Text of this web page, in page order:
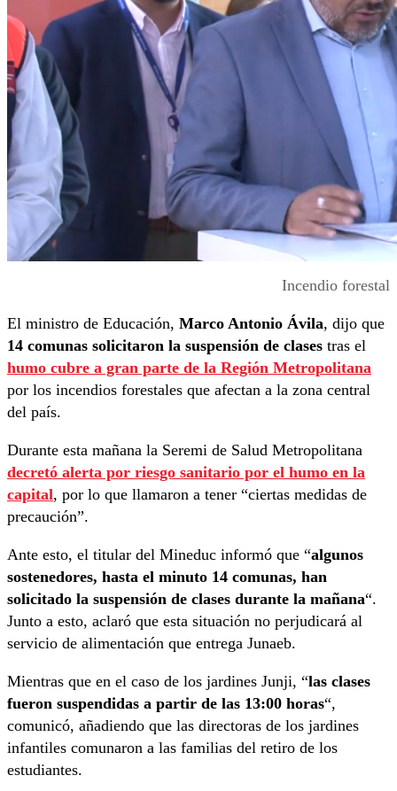
Incendio forestal
El ministro de Educación, Marco Antonio Ávila, dijo que
14 comunas solicitaron la suspensión de clases tras el
humo cubre a gran parte de la Región Metropolitana
por los incendios forestales que afectan a la zona central
del país.
Durante esta mañana la Seremi de Salud Metropolitana
decretó alerta por riesgo sanitario por el humo en la
capital, por lo que llamaron a tener “ciertas medidas de
precaución”.
Ante esto, el titular del Mineduc informó que “algunos
sostenedores, hasta el minuto 14 comunas, han
solicitado la suspensión de clases durante la mañana“.
Junto a esto, aclaró que esta situación no perjudicará al
servicio de alimentación que entrega Junaeb.
Mientras que en el caso de los jardines Junji, “las clases
fueron suspendidas a partir de las 13:00 horas“,
comunicó, añadiendo que las directoras de los jardines
infantiles comunaron a las familias del retiro de los
estudiantes.